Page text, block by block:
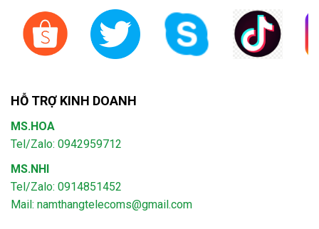
HỖ TRỢ KINH DOANH
MS.HOA
Tel/Zalo: 0942959712
MS.NHI
Tel/Zalo: 0914851452
Mail: namthangtelecoms@gmail.com